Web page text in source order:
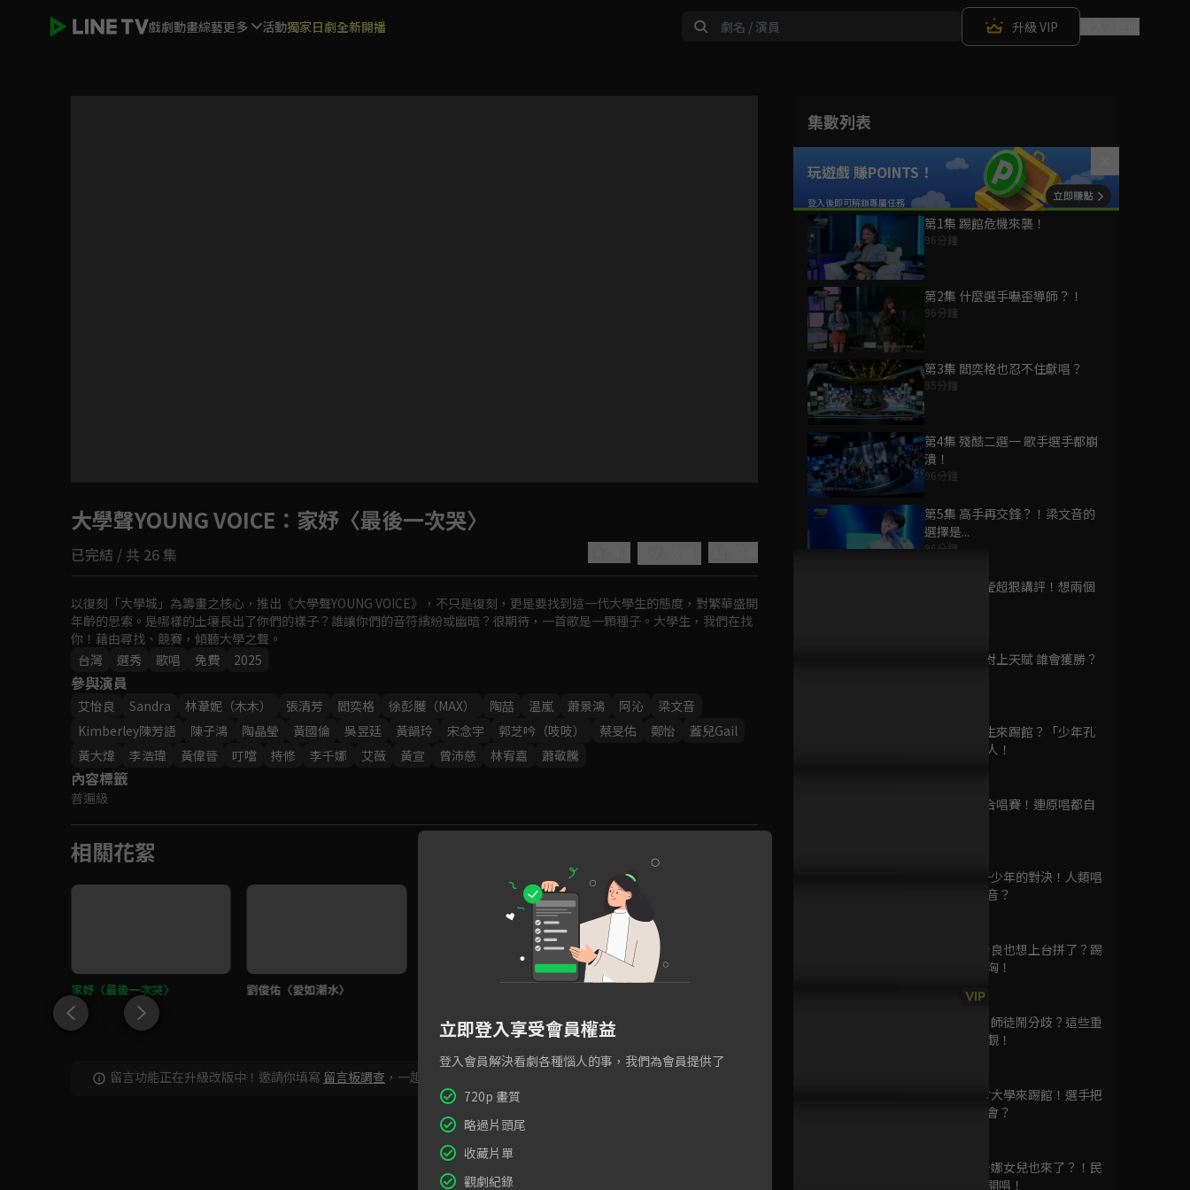
戲劇動畫綜藝更多 活動獨家日劇全新開播 升級 VIP
Play
Video
集數列表
玩遊戲 賺POINTS！
第1集 踢館危機來襲！
96分鐘
第2集 什麼選手嚇歪導師？！
96分鐘
第3集 閻奕格也忍不住獻唱？
95分鐘
第4集 殘酷二選一 歌手選手都崩
潰！
96分鐘
第5集 高手再交鋒？！梁文音的
選擇是...
96分鐘
第6集 陶晶瑩超狠講評！想兩個
第7集 努力對上天賦 誰會獲勝？
第8集 高中生來踢館？「少年孔
劉」驚呆眾人！
第9集 雙人合唱賽！連原唱都自
第10集 原子少年的對決！人類唱
得出這個聲音？
第11集 艾怡良也想上台拼了？踢
館者來勢洶洶！
第12集 昔日師徒鬧分歧？這些重
修生不容小覷！
第13集 社會大學來踢館！選手把
比賽當演唱會？
第14集 李千娜女兒也來了？！民
歌天后現場開唱！
大學聲YOUNG VOICE ：家妤〈最後一次哭〉
已完結 / 共 26 集
以復刻「大學城」為籌畫之核心，推出《大學聲YOUNG VOICE》，不只是復刻，更是要找到這一代大學生的態度，對繁華盛開
年齡的思索。是哪樣的土壤長出了你們的樣子？誰讓你們的音符繽紛或幽暗？很期待，一首歌是一顆種子。大學生，我們在找
你！藉由尋找、競賽，傾聽大學之聲。
台灣
選秀 歌唱 免費 2025
參與演員
艾怡良 Sandra 林葦妮（木木） 張清芳 閻奕格 徐彭臒（MAX） 陶喆 温嵐 蕭景鴻 阿沁
梁文音
Kimberley陳芳語
陳子鴻 陶晶瑩 黃國倫 吳昱廷 黃韻玲 宋念宇 郭芝吟（吱吱） 蔡旻佑 鄭怡
蓋兒Gail
黃大煒
李浩瑋 黃偉晉 叮噹 持修 李千娜 艾薇 黃宣 曾沛慈 林宥嘉 蕭敬騰
內容標籤
普遍級
相關花絮
家妤〈最後一次哭〉 劉俊佑〈愛如潮水〉
EP25預告｜墊底選手逆襲搶奪
最後門票！獨特唱腔曾沛慈感
嘆：唱得真好
留言功能正在升級改版中！邀請你填寫 留言板調查 ，一起共創新版留言功能！
為您推薦
醫生不是神
季
已完結 / 共 16 集
大胃王來了 第六季
已完結 / 共 20 集
VIP
已完結 / 共 1 集
我們這一家 #1-#130
立即登入享受會員權益
登入會員解決看劇各種惱人的事，我們為會員提供了
720p 畫質
略過片頭尾
收藏片單
觀劇紀錄